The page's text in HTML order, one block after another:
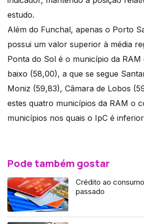
estudo.
Além do Funchal, apenas o Porto
possui um valor superior à média
Ponta do Sol é o município da RAM
baixo (58,00), a que se segue
Moniz (59,83), Câmara de Lobos
estes quatro municípios da RAM o
municípios nos quais o IpC é
Pode também gostar
Crédito ao
passado